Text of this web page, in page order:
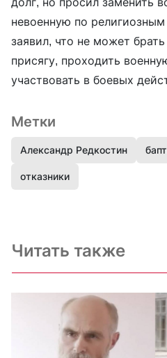
невоенную по
заявил, что не может
присягу, проходить
участвовать в боевых
Метки
Александр Редкостин
отказники
Читать также